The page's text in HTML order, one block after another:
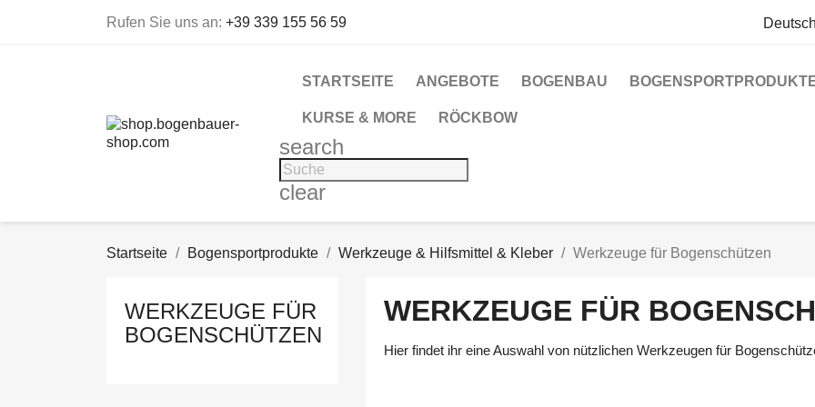
Rufen Sie uns an: +39 339 155 56 59 Deutsch
STARTSEITE ANGEBOTE BOGENBAU
KURSE & MORE RÖCKBOW
search
clear
Startseite Bogensportprodukte Werkzeuge & Hilfsmittel & Kleber Werkzeuge für Bogenschützen
WERKZEUGE FÜR
BOGENSCHÜTZEN
WERKZEUGE FÜR
Hier findet ihr eine Auswahl von nützlichen Werkzeugen für